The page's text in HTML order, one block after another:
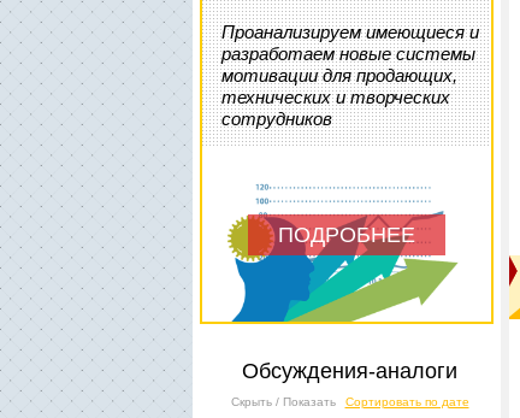
Проанализируем имеющиеся и
разработаем новые системы
мотивации для продающих,
технических и творческих
сотрудников
ПОДРОБНЕЕ
Обсуждения-аналоги
Скрыть / Показать Сортировать по дате